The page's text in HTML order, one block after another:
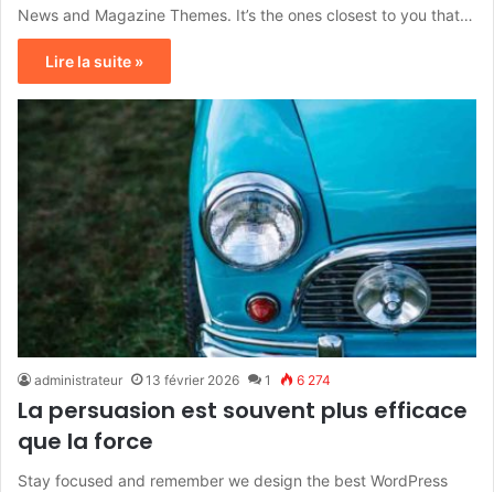
News and Magazine Themes. It’s the ones closest to you that…
Lire la suite »
administrateur 13 février 2026 1 6 274
La persuasion est souvent plus efficace
que la force
Stay focused and remember we design the best WordPress